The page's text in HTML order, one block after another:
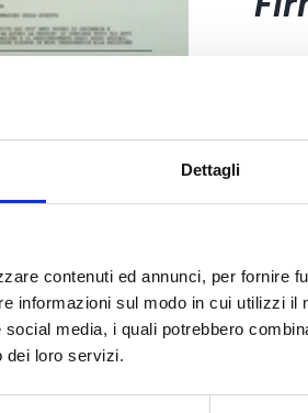
Dettagli
contenuti ed annunci, per fornire
informazioni sul modo in cui utilizzi
media, i quali potrebbero
dei loro servizi.